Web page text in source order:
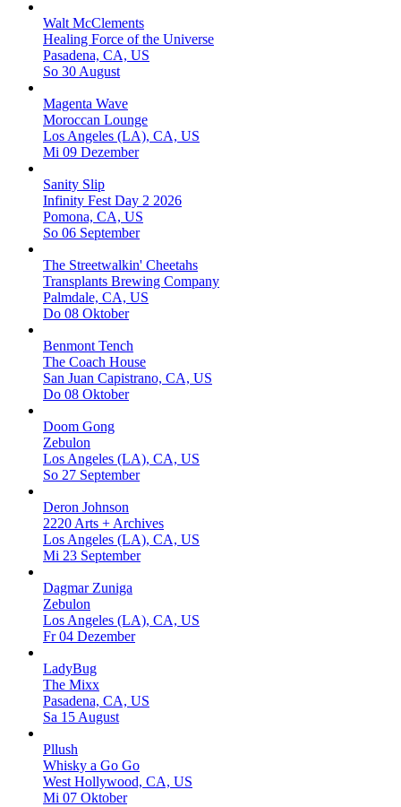
Walt McClements
Healing Force of the Universe
Pasadena, CA, US
So 30 August
Magenta Wave
Moroccan Lounge
Los Angeles (LA), CA, US
Mi 09 Dezember
Sanity Slip
Infinity Fest Day 2 2026
Pomona, CA, US
So 06 September
The Streetwalkin' Cheetahs
Transplants Brewing Company
Palmdale, CA, US
Do 08 Oktober
Benmont Tench
The Coach House
San Juan Capistrano, CA, US
Do 08 Oktober
Doom Gong
Zebulon
Los Angeles (LA), CA, US
So 27 September
Deron Johnson
2220 Arts + Archives
Los Angeles (LA), CA, US
Mi 23 September
Dagmar Zuniga
Zebulon
Los Angeles (LA), CA, US
Fr 04 Dezember
LadyBug
The Mixx
Pasadena, CA, US
Sa 15 August
Pllush
Whisky a Go Go
West Hollywood, CA, US
Mi 07 Oktober